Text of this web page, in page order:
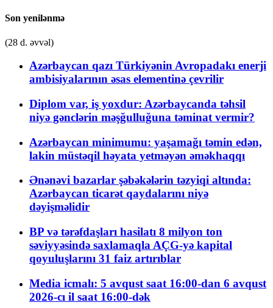
Son yenilənmə
(28 d. əvvəl)
Azərbaycan qazı Türkiyənin Avropadakı enerji
ambisiyalarının əsas elementinə çevrilir
Diplom var, iş yoxdur: Azərbaycanda təhsil
niyə gənclərin məşğulluğuna təminat vermir?
Azərbaycan minimumu: yaşamağı təmin edən,
lakin müstəqil həyata yetməyən əməkhaqqı
Ənənəvi bazarlar şəbəkələrin təzyiqi altında:
Azərbaycan ticarət qaydalarını niyə
dəyişməlidir
BP və tərəfdaşları hasilatı 8 milyon ton
səviyyəsində saxlamaqla AÇG-yə kapital
qoyuluşlarını 31 faiz artırıblar
Media icmalı: 5 avqust saat 16:00-dan 6 avqust
2026-cı il saat 16:00-dək